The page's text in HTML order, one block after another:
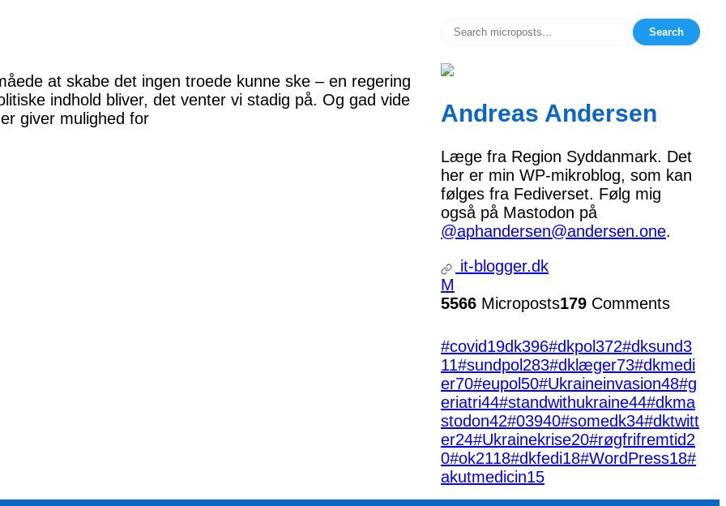
at skabe det ingen troede kunne ske – en regering
indhold bliver, det venter vi stadig på. Og gad vide
giver mulighed for
Search
Andreas Andersen
Læge fra Region Syddanmark. Det
her er min WP-mikroblog, som kan
følges fra Fediverset. Følg mig
også på Mastodon på
@aphandersen@andersen.one.
it-blogger.dk
M
5566 Microposts179 Comments
#covid19dk396#dkpol372#dksund3
11#sundpol 283#dklæger73#dkmedi
er70#eupol 50#Ukraineinvasion48#g
eriatri44#standwithukraine44#dkma
stodon42#03940#somedk34#dktwitt
er24#Ukrainekrise20#røgfrifremtid2
0#ok2118#dkfedi18#WordPress18#
akutmedicin15